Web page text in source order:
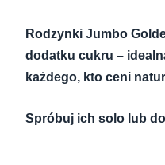
Rodzynki Jumbo
dodatku cukru –
każdego, kto ceni
Spróbuj ich solo lub